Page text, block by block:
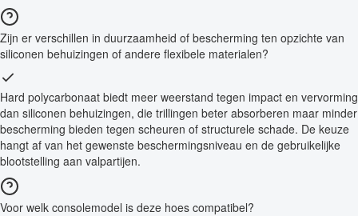
Zijn er verschillen in duurzaamheid of bescherming ten opzichte van
siliconen behuizingen of andere flexibele materialen?
Hard polycarbonaat biedt meer weerstand tegen impact en vervorming
dan siliconen behuizingen, die trillingen beter absorberen maar minder
bescherming bieden tegen scheuren of structurele schade. De keuze
hangt af van het gewenste beschermingsniveau en de gebruikelijke
blootstelling aan valpartijen.
Voor welk consolemodel is deze hoes compatibel?